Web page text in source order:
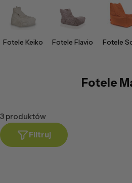
Fotele Keiko Fotele Flavio Fotele
Fotele
3 produktów
Filtruj